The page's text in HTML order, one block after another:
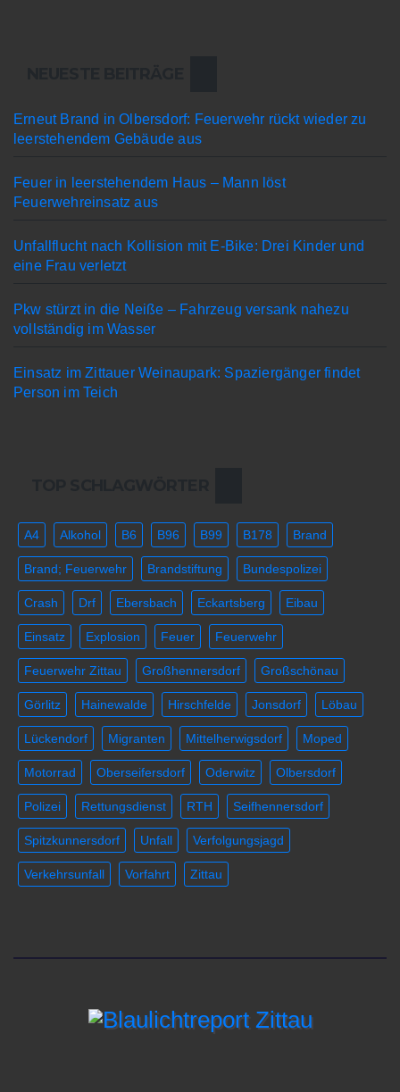
Erneut Brand in Olbersdorf: Feuerwehr rückt wieder zu
leerstehendem Gebäude aus
Feuer in leerstehendem Haus – Mann löst
Feuerwehreinsatz aus
Unfallflucht nach Kollision mit E-Bike: Drei Kinder und
eine Frau verletzt
Pkw stürzt in die Neiße – Fahrzeug versank nahezu
vollständig im Wasser
Einsatz im Zittauer Weinaupark: Spaziergänger findet
Person im Teich
A4 Alkohol B6 B96 B99 B178 Brand
Brand; Feuerwehr Brandstiftung Bundespolizei
Crash Drf Ebersbach Eckartsberg Eibau
Einsatz Explosion Feuer Feuerwehr
Feuerwehr Zittau Großhennersdorf Großschönau
Görlitz Hainewalde Hirschfelde Jonsdorf Löbau
Lückendorf Migranten Mittelherwigsdorf Moped
Motorrad Oberseifersdorf Oderwitz Olbersdorf
Polizei Rettungsdienst RTH Seifhennersdorf
Spitzkunnersdorf Unfall Verfolgungsjagd
Verkehrsunfall Vorfahrt Zittau